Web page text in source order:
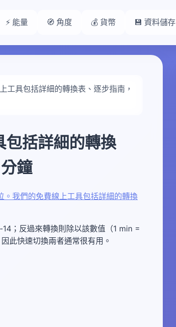
⚡ 能量 🧭 角度 💰 貨幣 💾 資料儲存
工具包括詳細的轉換表、逐步指南，
包括詳細的轉換
鐘
。我們的免費線上工具包括詳細的轉換
；反過來轉換則除以該數值（1 min =
此快速切換兩者通常很有用。